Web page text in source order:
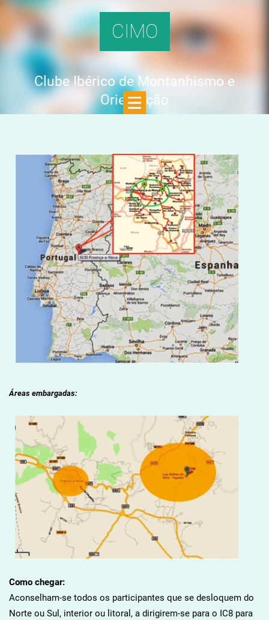
CIMO
Clube Ibérico de Montanhismo e
Orientação
Áreas embargadas:
Como chegar:
Aconselham-se todos os participantes que se desloquem do
Norte ou Sul, interior ou litoral, a dirigirem-se para o IC8 para